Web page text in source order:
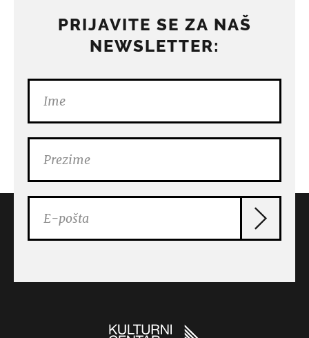
PRIJAVITE SE ZA NAŠ
NEWSLETTER: